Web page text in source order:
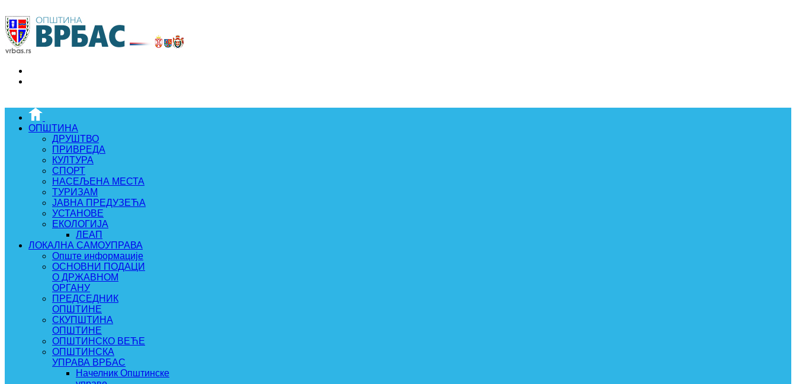
ОПШТИНА
ДРУШТВО
ПРИВРЕДА
КУЛТУРА
СПОРТ
НАСЕЉЕНА МЕСТА
ТУРИЗАМ
ЈАВНА ПРЕДУЗЕЋА
УСТАНОВЕ
ЕКОЛОГИЈА
ЛЕАП
ЛОКАЛНА САМОУПРАВА
Опште информације
ОСНОВНИ ПОДАЦИ
О ДРЖАВНОМ
ОРГАНУ
ПРЕДСЕДНИК
ОПШТИНЕ
СКУПШТИНА
ОПШТИНЕ
ОПШТИНСКО ВЕЋЕ
ОПШТИНСКА
УПРАВА ВРБАС
Начелник Општинске